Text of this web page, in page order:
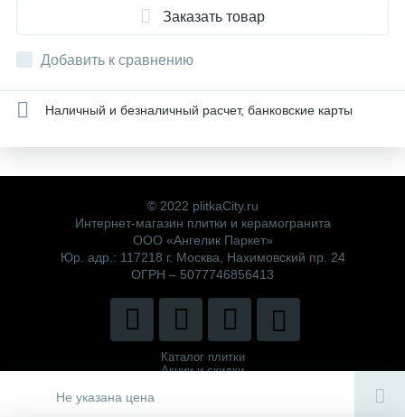
Не указана цена
Заказать товар
Добавить к сравнению
Наличный и безналичный расчет, банковские карты
© 2022 plitkaCity.ru
Интернет-магазин плитки и керамогранита
ООО «Ангелик Паркет»
Юр. адр.: 117218 г. Москва, Нахимовский пр. 24
ОГРН – 5077746856413
Каталог плитки
Акции и скидки